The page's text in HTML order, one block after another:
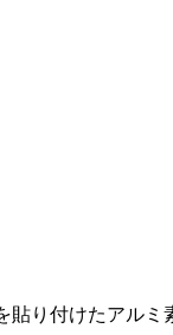
り付けたアル